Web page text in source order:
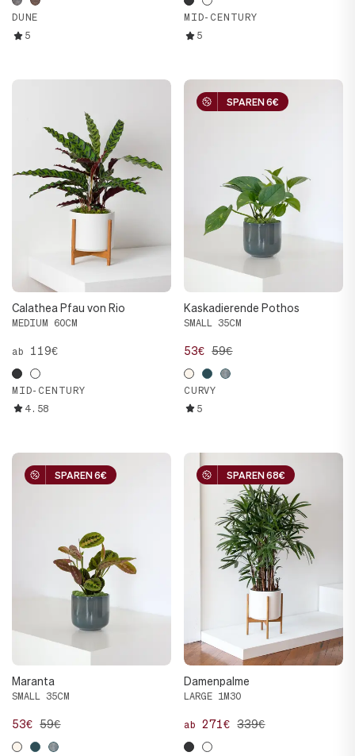
DUNE
5
MID-CENTURY
5
Calathea Pfau von Rio
MEDIUM 60CM
ab 119€
MID-CENTURY
4.58
SPAREN 6€
SPAREN 6€
Kaskadierende Pothos
SMALL 35CM
53€59€
CURVY
5
SPAREN 6€
SPAREN 6€
Maranta
SMALL 35CM
53€59€
SPAREN 68€
SPAREN 68€
Damenpalme
LARGE 1M30
ab271€339€